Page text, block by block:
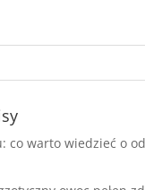
co warto wiedzieć o